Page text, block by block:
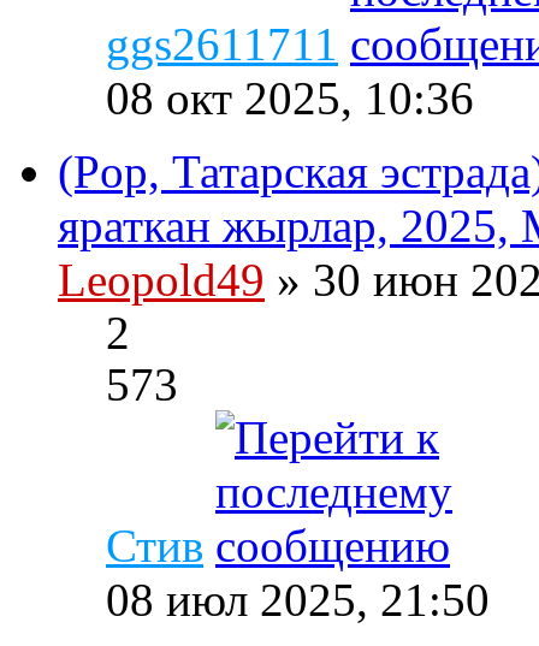
ggs2611711
08 окт 2025, 10:36
(Pop, Татарская
яраткан жырлар, 2025,
Leopold49 » 30 июн
2
573
Стив
08 июл 2025, 21:50